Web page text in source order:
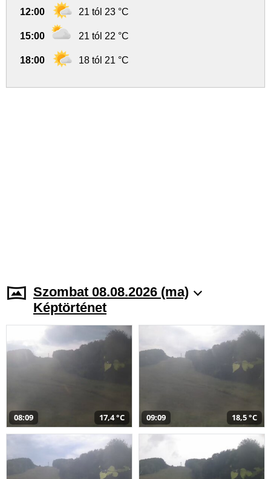
12:00 21 tól 23 °C
15:00 21 tól 22 °C
18:00 18 tól 21 °C
Szombat 08.08.2026 (ma)
Képtörténet
08:09 17,4 °C 09:09 18,5 °C